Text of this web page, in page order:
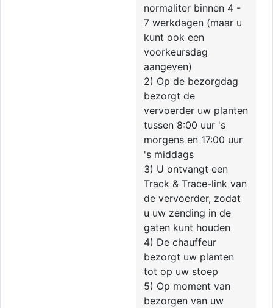
normaliter binnen 4 -
7 werkdagen (maar u
kunt ook een
voorkeursdag
aangeven)
2) Op de bezorgdag
bezorgt de
vervoerder uw planten
tussen 8:00 uur 's
morgens en 17:00 uur
's middags
3) U ontvangt een
Track & Trace-link van
de vervoerder, zodat
u uw zending in de
gaten kunt houden
4) De chauffeur
bezorgt uw planten
tot op uw stoep
5) Op moment van
bezorgen van uw